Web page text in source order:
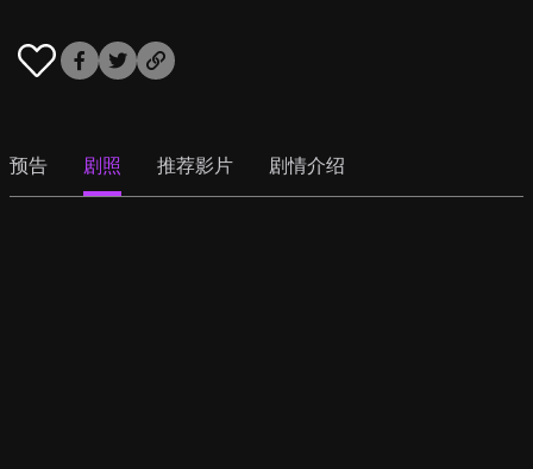
预告 剧照 推荐影片 剧情介绍